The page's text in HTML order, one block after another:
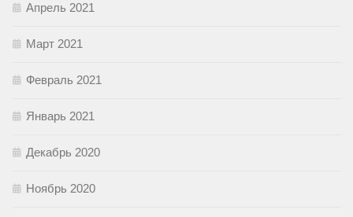
Апрель 2021
Март 2021
Февраль 2021
Январь 2021
Декабрь 2020
Ноябрь 2020